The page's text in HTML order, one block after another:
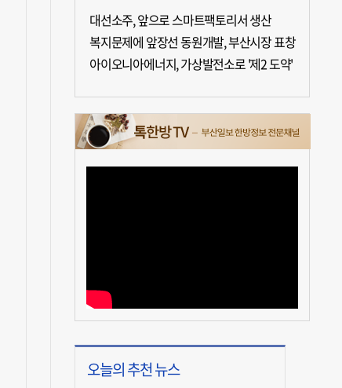
대선소주, 앞으로 스마트팩토리서 생산
복지문제에 앞장선 동원개발, 부산시장 표창
아이오니아에너지, 가상발전소로 '제2 도약'
오늘의 추천 뉴스